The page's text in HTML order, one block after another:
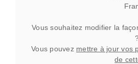
Vous souhaitez modifier la
Vous pouvez mettre à jour vos
de